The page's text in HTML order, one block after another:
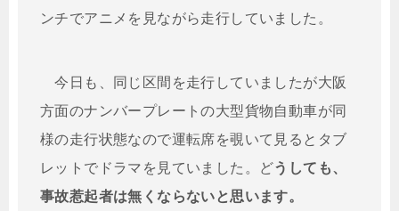
ンチでアニメを見ながら走行していました。
今日も、同じ区間を走行していましたが大阪
方面のナンバープレートの大型貨物自動車が同
様の走行状態なので運転席を覗いて見るとタブ
レットでドラマを見ていました。どうしても、
事故惹起者は無くならないと思います。